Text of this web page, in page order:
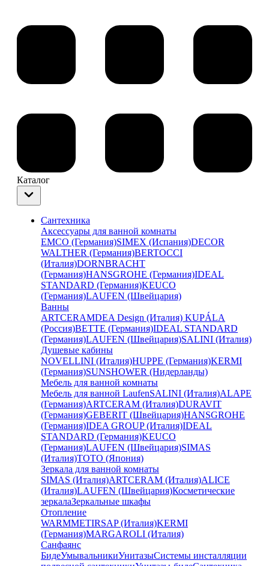
Каталог
Сантехника
Аксессуары для ванной комнаты
EMCO (Германия)SIMEX (Испания)DECOR
WALTHER (Германия)BERTOCCI
(Италия)DORNBRACHT
(Германия)HANSGROHE (Германия)IDEAL
STANDARD (Германия)KEUCO
(Германия)LAUFEN (Швейцария)
Ванны
ARTCERAMDEA Design (Италия) KUPÁLA
(Россия)BETTE (Германия)IDEAL STANDARD
(Германия)LAUFEN (Швейцария)SALINI (Италия)
Душевые кабины
NOVELLINI (Италия)HUPPE (Германия)KERMI
(Германия)SUNSHOWER (Нидерланды)
Мебель для ванной комнаты
Мебель для ванной LaufenSALINI (Италия)ALAPE
(Германия)ARTCERAM (Италия)DURAVIT
(Германия)GEBERIT (Швейцария)HANSGROHE
(Германия)IDEA GROUP (Италия)IDEAL
STANDARD (Германия)KEUCO
(Германия)LAUFEN (Швейцария)SIMAS
(Италия)TOTO (Япония)
Зеркала для ванной комнаты
SIMAS (Италия)ARTCERAM (Италия)ALICE
(Италия)LAUFEN (Швейцария)Косметические
зеркалаЗеркальные шкафы
Отопление
WARMMETIRSAP (Италия)KERMI
(Германия)MARGAROLI (Италия)
Санфаянс
БидеУмывальникиУнитазыСистемы инсталляции